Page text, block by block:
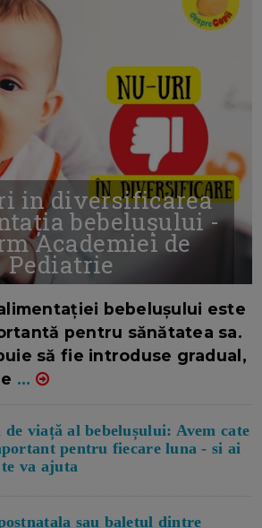
in diversificarea
bebelușului -
Academiei de
Pediatrie
bebelușului este
pentru sănătatea sa.
să fie introduse gradual,
...
viață al bebelușului: Avem cate
pentru fiecare luna - si ai
va ajuta
sau baletul dintre